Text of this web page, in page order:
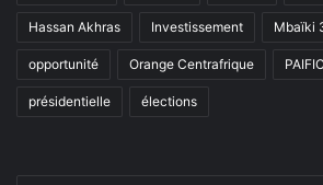
Hassan Akhras Investissement Mbaïki
opportunité Orange Centrafrique PAIFIC
présidentielle élections